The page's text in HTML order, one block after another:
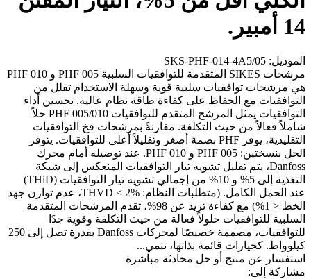
14 أمبير.
الموديل: SKS-PHF-014-4A5/05
مرشحات SIKES المتقدمة للتوافقيات السلبية PHF 005 و PHF 010
هي مرشحات توافقيات سلبية قوية وسهلة الاستخدام تقلل من
التوافقيات مع الحفاظ على كفاءة طاقة نظام عالية. تحسين أداء
التوافقيات يمثل المرشح المتقدم للتوافقيات PHF 005/010 حلاً
شاملاً فعالاً من حيث التكلفة. مقارنةً بمرشحات فخ التوافقيات
التقليدية، يوفر PHF بصمة أصغر وتقليلاً أعلى للتوافقيات. يتوفر
الحل بنسختين: PHF 005 و PHF 010. عند توصيله أمام محرك
Danfoss، يتم تقليل تشويه تيار التوافقيات المنعكس إلى شبكة
التغذية إلى 5% و 10% من إجمالي تشويه تيار التوافقيات (THiD)
عند الحمل الكامل. (متطلبات النظام: THVD < 2%، عدم توازن جهد
الخط < 1%) مع كفاءة تزيد عن 98%، تقدم المرشحات المتقدمة
السلبية للتوافقيات حلولاً فعالة من حيث التكلفة وقوية جدًا
للتوافقيات، مصممة خصيصًا لمحركات Danfoss بقدرة تصل إلى 250
كيلوواط. كخيارات قائمة بذاتها، تتمي...
استفسار عن منتج أو حل محادثة مباشرة
مشاركة إلى: